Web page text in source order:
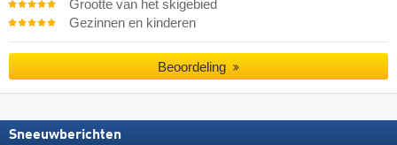
Grootte van het skigebied
Gezinnen en kinderen
Beoordeling
Sneeuwberichten